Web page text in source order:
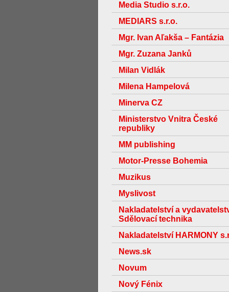
Media Studio s.r.o.
MEDIARS s.r.o.
Mgr. Ivan Aľakša – Fantázia
Mgr. Zuzana Janků
Milan Vidlák
Milena Hampelová
Minerva CZ
Ministerstvo Vnitra České
republiky
MM publishing
Motor-Presse Bohemia
Muzikus
Myslivost
Nakladatelství a
Sdělovací technika
Nakladatelství HARMONY
News.sk
Novum
Nový Fénix